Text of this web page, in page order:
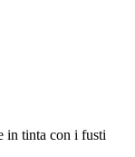
in tinta con i fusti